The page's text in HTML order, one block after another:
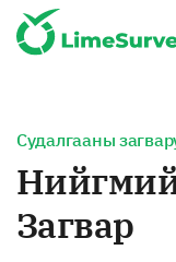
Судалгааны
Загвар